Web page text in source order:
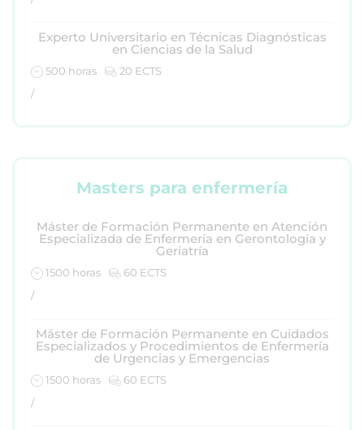
Experto Universitario en Técnicas Diagnósticas
en Ciencias de la Salud
500 horas
20 ECTS
/
Masters para enfermería
Máster de Formación Permanente en Atención
Especializada de Enfermería en Gerontología y
Geriatría
1500 horas
60 ECTS
/
Máster de Formación Permanente en Cuidados
Especializados y Procedimientos de Enfermería
de Urgencias y Emergencias
1500 horas
60 ECTS
/